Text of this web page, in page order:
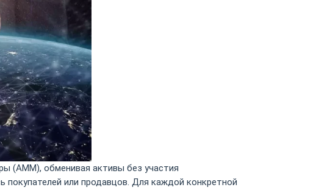
(АММ), обменивая активы без участия
или продавцов. Для каждой конкретной